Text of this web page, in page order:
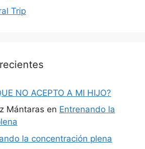
Trip
NO ACEPTO A MI HIJO?
Mántaras en Entrenando la
la concentración plena